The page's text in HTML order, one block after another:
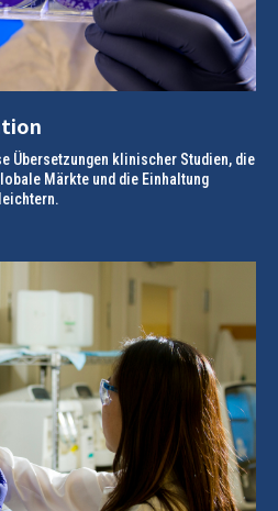
Übersetzungen klinischer Studien, die
Märkte und die Einhaltung